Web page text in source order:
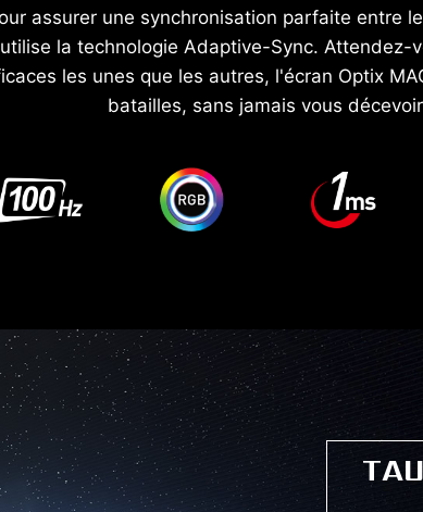
assurer une synchronisation parfaite entre
la technologie Adaptive-Sync.
les unes que les autres, l'écran Optix
batailles, sans jamais vous